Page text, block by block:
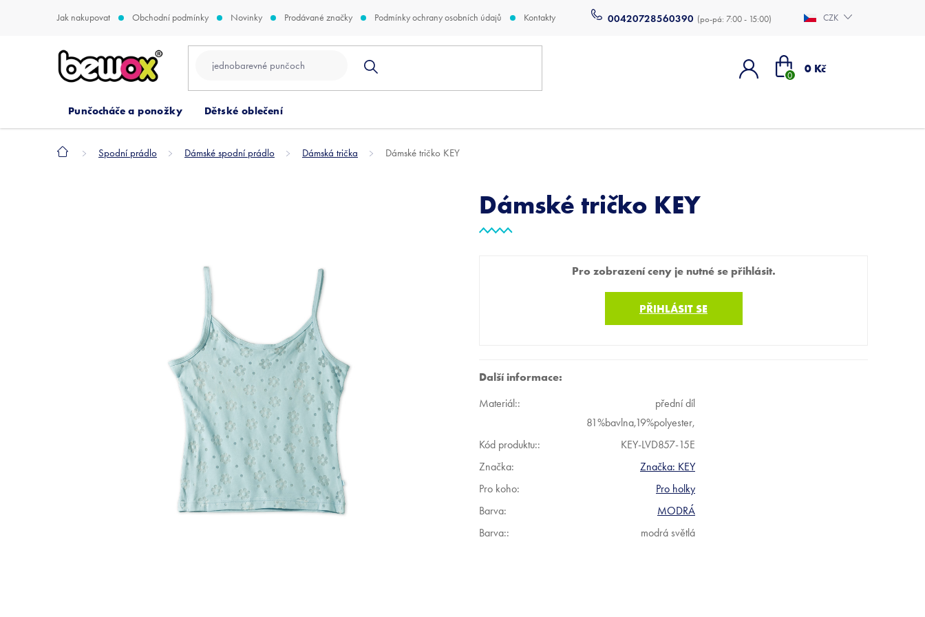
00420728560390
Jak nakupovat Obchodní podmínky Novinky Prodávané značky Podmínky ochrany osobních údajů Kontakty CZK
Nákupní
0 Kč
Punčocháče a ponožky Dětské oblečení
Domů Spodní prádlo Dámské spodní prádlo Dámská trička Dámské tričko KEY
Dámské tričko KEY
Pro zobrazení ceny je nutné se přihlásit.
PŘIHLÁSIT SE
Další informace:
Materiál::
přední díl
81%bavlna,19%polyester,
Kód produktu::
KEY-LVD857-15E
Značka:
Značka: KEY
Pro koho:
Pro holky
Barva:
MODRÁ
Barva:: modrá světlá